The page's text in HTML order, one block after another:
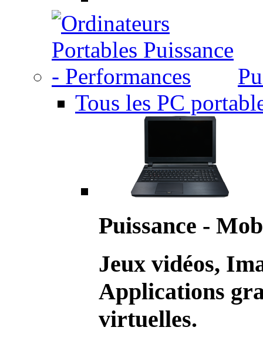
Tous les PC
Puissance -
Jeux vidéos,
Applications
virtuelles.